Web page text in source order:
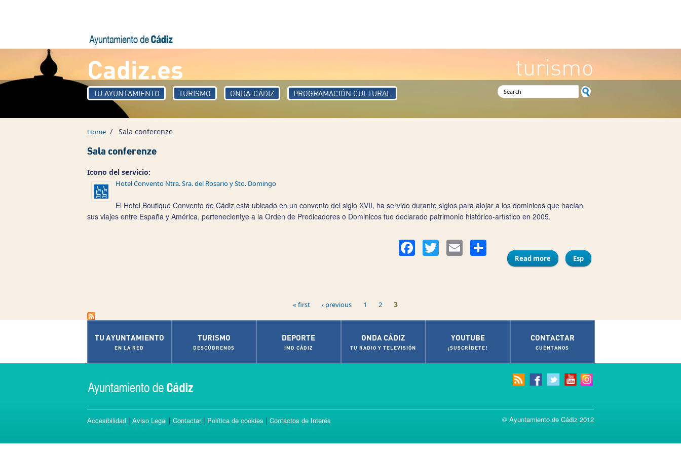
Cadiz.es turismo
TU AYUNTAMIENTO TURISMO ONDA-CÁDIZ PROGRAMACIÓN CULTURAL Search form
Home / Sala conferenze
Sala conferenze
Icono del servicio:
Hotel Convento Ntra. Sra. del Rosario y Sto. Domingo
El Hotel Boutique Convento de Cádiz está ubicado en un convento del siglo XVII, ha servido durante siglos para alojar a los dominicos que hacían
sus viajes entre España y América, pertenecientye a la Orden de Predicadores o Dominicos fue declarado patrimonio histórico-artístico en 2005.
FacebookTwitter Email Compartir
Read more
about Hotel Convento Ntra. Sra. del
Esp
« first ‹ previous 1 2 3
TU AYUNTAMIENTO
EN LA RED
TURISMO
DESCÚBRENOS
DEPORTE
IMD CÁDIZ
ONDA CÁDIZ
TU RADIO Y TELEVISIÓN
YOUTUBE
¡SUSCRÍBETE!
CONTACTAR
CUÉNTANOS
Accesibilidad | Aviso Legal | Contactar| Política de cookies | Contactos de Interés © Ayuntamiento de Cádiz 2012